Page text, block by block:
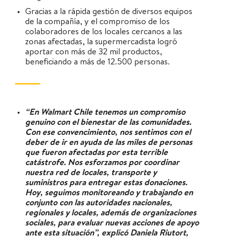
Gracias a la rápida gestión de diversos equipos
de la compañía, y el compromiso de los
colaboradores de los locales cercanos a las
zonas afectadas, la supermercadista logró
aportar con más de 32 mil productos,
beneficiando a más de 12.500 personas.
“En Walmart Chile tenemos un compromiso
genuino con el bienestar de las comunidades.
Con ese convencimiento, nos sentimos con el
deber de ir en ayuda de las miles de personas
que fueron afectadas por esta terrible
catástrofe. Nos esforzamos por coordinar
nuestra red de locales, transporte y
suministros para entregar estas donaciones.
Hoy, seguimos monitoreando y trabajando en
conjunto con las autoridades nacionales,
regionales y locales, además de organizaciones
sociales, para evaluar nuevas acciones de apoyo
ante esta situación”, explicó Daniela Riutort,